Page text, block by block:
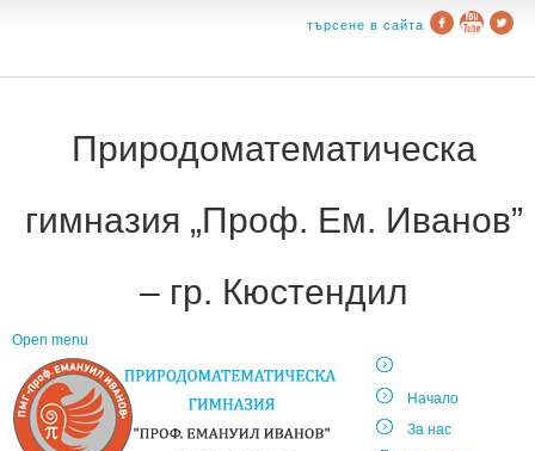
търсене в сайта
Природоматематическа
гимназия „Проф. Ем. Иванов”
– гр. Кюстендил
Open menu
Начало
За нас